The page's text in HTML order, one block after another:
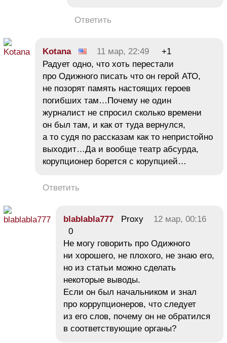
Ответить
Kotana 11 мар, 22:49
+1
Радует одно, что хоть перестали
про Одижного писать что он герой АТО,
не позорят память настоящих героев
погибших там…Почему не один
журналист не спросил сколько времени
он был там, и как от туда вернулся,
а то судя по рассказам как то непристойно
выходит…Да и вообще театр абсурда,
корупционер борется с корупцией…
Ответить
blablabla777 Proxy
12 мар, 00:16
0
Не могу говорить про Одижного
ни хорошего, не плохого, не знаю его,
но из статьи можно сделать
некоторые выводы.
Если он был начальником и знал
про коррупционеров, что следует
из его слов, почему он не обратился
в соответствующие органы?